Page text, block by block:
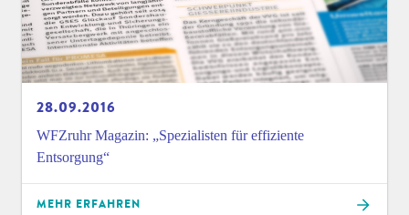
28.09.2016
WFZruhr Magazin: „Spezialisten für effiziente
Entsorgung“
MEHR ERFAHREN